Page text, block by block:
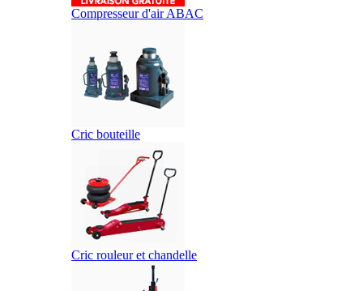
Compresseur d'air ABAC
Cric bouteille
Cric rouleur et chandelle